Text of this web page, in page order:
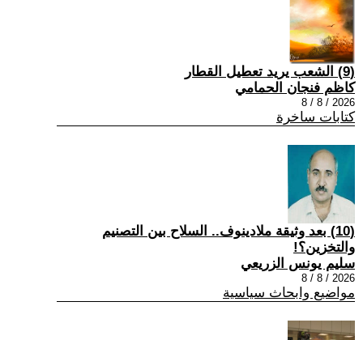
(9) الشعب يريد تعطيل القطار
كاظم فنجان الحمامي
2026 / 8 / 8
كتابات ساخرة
(10) بعد وثيقة ملادينوف.. السلاح بين التصنيم
والتخزين؟!
سليم يونس الزريعي
2026 / 8 / 8
مواضيع وابحاث سياسية